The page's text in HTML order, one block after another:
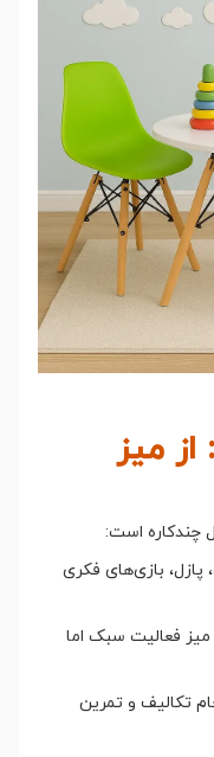
از میز
است:
پازل، بازی‌های فکری
میز فعالیت سبک اما
تکالیف و تمرین